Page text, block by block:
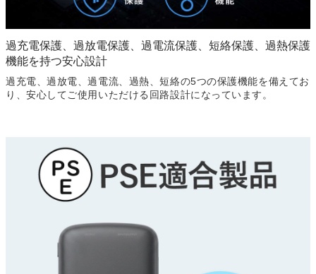
過充電保護、過放電保護、過電流保護、 短絡保護、過熱保護
機能を持つ安心設計
過充電、過放電、過電流、過熱、短絡の5つの保護機能を備えてお
り、安心してご使用いただける回路設計になっています。